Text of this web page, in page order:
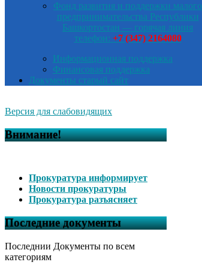
Фонд развития и поддержки малого
предпринимательства Республики
Башкортостан — горячая линия
телефон: +7 (347) 2164080
Информационная поддержка
Финансовая поддержка
Документы старый сайт
Версия для слабовидящих
Внимание!
Прокуратура информирует
Новости прокуратуры
Прокуратура разъясняет
Последние документы
Последнии Документы по всем
категориям